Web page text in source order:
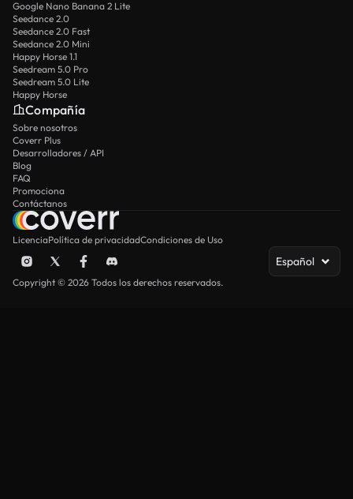
Google Nano Banana 2 Lite
Seedance 2.0
Seedance 2.0 Fast
Seedance 2.0 Mini
Happy Horse 1.1
Seedream 5.0 Pro
Seedream 5.0 Lite
Happy Horse
Compañía
Sobre nosotros
Coverr Plus
Desarrolladores / API
Blog
FAQ
Promociona
Contáctanos
LicenciaPolítica de privacidadCondiciones de Uso
Español
Copyright © 2026 Todos los derechos reservados.